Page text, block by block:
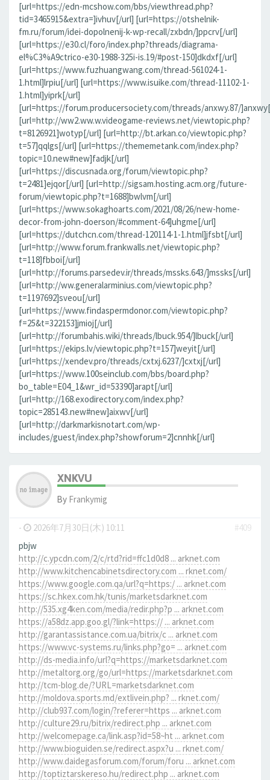
[url=https://edn-mcshow.com/bbs/viewthread.php?
tid=3465915&extra=]ivhuv[/url] [url=https://otshelnik-
fm.ru/forum/idei-dopolnenij-k-wp-recall/zxbdn/]ppcrv[/url]
[url=https://e30.cl/foro/index.php?threads/diagrama-
el%C3%A9ctrico-e30-1988-325i-is.19/#post-150]dkdxf[/url]
[url=https://www.fuzhuangwang.com/thread-561024-1-
1.html]lrpiu[/url] [url=https://www.isuike.com/thread-11102-1-
1.html]yiprk[/url]
[url=https://forum.producersociety.com/threads/anxwy.87/
[url=http://ww2.ww.w.videogame-reviews.net/viewtopic.php?
t=8126921]wotyp[/url] [url=http://bt.arkan.co/viewtopic.php?
t=57]qqlgs[/url] [url=https://thememetank.com/index.php?
topic=10.new#new]fadjk[/url]
[url=https://discusnada.org/forum/viewtopic.php?
t=2481]ejqor[/url] [url=http://sigsam.hosting.acm.org/future-
forum/viewtopic.php?t=1688]bwlvm[/url]
[url=https://www.sokaghoarts.com/2021/08/26/new-home-
decor-from-john-doerson/#comment-64]uhgme[/url]
[url=https://dutchcn.com/thread-120114-1-1.html]jfsbt[/url]
[url=http://www.forum.frankwalls.net/viewtopic.php?
t=118]fbboi[/url]
[url=http://forums.parsedev.ir/threads/mssks.643/]mssks[/url]
[url=http://ww.generalarminius.com/viewtopic.php?
t=1197692]sveou[/url]
[url=https://www.findaspermdonor.com/viewtopic.php?
f=25&t=322153]jmioj[/url]
[url=http://forumbahis.wiki/threads/lbuck.954/]lbuck[/url]
[url=https://ekips.lv/viewtopic.php?t=157]weyit[/url]
[url=https://xendev.pro/threads/cxtxj.6237/]cxtxj[/url]
[url=https://www.100seinclub.com/bbs/board.php?
bo_table=E04_1&wr_id=53390]arapt[/url]
[url=http://168.exodirectory.com/index.php?
topic=285143.new#new]aixwv[/url]
[url=http://darkmarkisnotart.com/wp-
includes/guest/index.php?showforum=2]cnnhk[/url]
XNKVU
By Frankymig
- 2026年7月30日(木) 10:11
#409
pbjw
http://c.ypcdn.com/2/c/rtd?rid=ffc1d0d8 ... arknet.com
http://www.kitchencabinetsdirectory.com ... rknet.com/
https://www.google.com.qa/url?q=https:/ ... arknet.com
https://sc.hkex.com.hk/tunis/marketsdarknet.com
http://535.xg4ken.com/media/redir.php?p ... arknet.com
https://a58dz.app.goo.gl/?link=https:// ... arknet.com
http://garantassistance.com.ua/bitrix/c ... arknet.com
https://www.vc-systems.ru/links.php?go= ... arknet.com
http://ds-media.info/url?q=https://marketsdarknet.com
http://metaltorg.org/go/url=https://marketsdarknet.com
http://tcm-blog.de/?URL=marketsdarknet.com
http://moldova.sports.md/extlivein.php? ... rknet.com/
http://club937.com/login/?referer=https ... arknet.com
http://culture29.ru/bitrix/redirect.php ... arknet.com
http://welcomepage.ca/link.asp?id=58~ht ... arknet.com
http://www.bioguiden.se/redirect.aspx?u ... rknet.com/
http://www.daidegasforum.com/forum/foru ... arknet.com
http://toptiztarskereso.hu/redirect.php ... arknet.com